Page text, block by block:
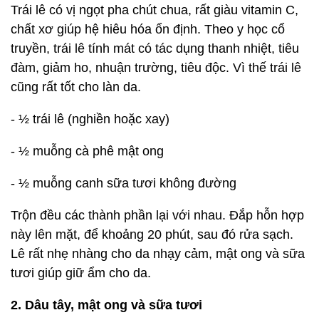
Trái lê có vị ngọt pha chút chua, rất giàu vitamin C,
chất xơ giúp hệ hiêu hóa ổn định. Theo y học cổ
truyền, trái lê tính mát có tác dụng thanh nhiệt, tiêu
đàm, giảm ho, nhuận trường, tiêu độc. Vì thế trái lê
cũng rất tốt cho làn da.
- ½ trái lê (nghiền hoặc xay)
- ½ muỗng cà phê mật ong
- ½ muỗng canh sữa tươi không đường
Trộn đều các thành phần lại với nhau. Đắp hỗn hợp
này lên mặt, để khoảng 20 phút, sau đó rửa sạch.
Lê rất nhẹ nhàng cho da nhạy cảm, mật ong và sữa
tươi giúp giữ ẩm cho da.
2. Dâu tây, mật ong và sữa tươi